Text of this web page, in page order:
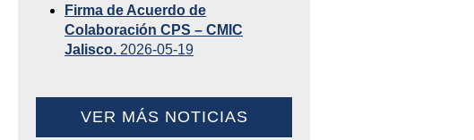
Firma de Acuerdo de
Colaboración CPS – CMIC
Jalisco. 2026-05-19
VER MÁS NOTICIAS